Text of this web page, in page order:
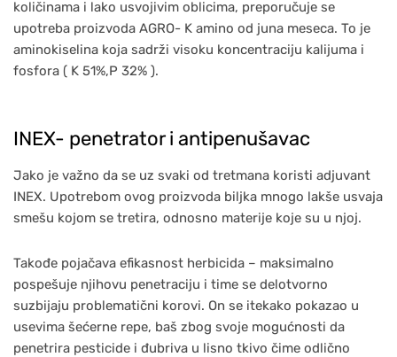
količinama i lako usvojivim oblicima, preporučuje se
upotreba proizvoda AGRO- K amino od juna meseca. To je
aminokiselina koja sadrži visoku koncentraciju kalijuma i
fosfora ( K 51%,P 32% ).
INEX- penetrator i antipenušavac
Jako je važno da se uz svaki od tretmana koristi adjuvant
INEX. Upotrebom ovog proizvoda biljka mnogo lakše usvaja
smešu kojom se tretira, odnosno materije koje su u njoj.
Takođe pojačava efikasnost herbicida – maksimalno
pospešuje njihovu penetraciju i time se delotvorno
suzbijaju problematični korovi. On se itekako pokazao u
usevima šećerne repe, baš zbog svoje mogućnosti da
penetrira pesticide i đubriva u lisno tkivo čime odlično